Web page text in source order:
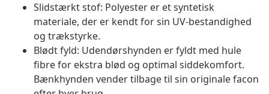
Slidstærkt stof: Polyester er et syntetisk
materiale, der er kendt for sin UV-bestandighed
og trækstyrke.
Blødt fyld: Udendørshynden er fyldt med hule
fibre for ekstra blød og optimal siddekomfort.
Bænkhynden vender tilbage til sin originale facon